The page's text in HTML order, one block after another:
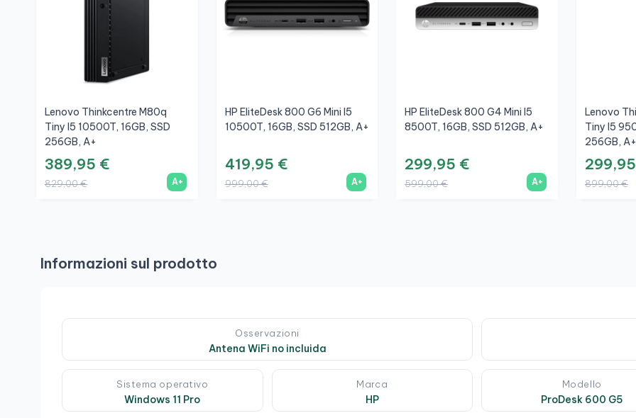
Lenovo Thinkcentre M80q
Tiny I5 10500T, 16GB, SSD
256GB, A+
389,95 €
829,00 € A+
HP EliteDesk 800 G6 Mini I5
10500T, 16GB, SSD 512GB, A+
419,95 €
999,00 € A+
HP EliteDesk 800 G4 Mini I5
8500T, 16GB, SSD 512GB, A+
299,95 €
599,00 € A+
Lenovo
Tiny I5
256GB, A+
899,00 €
Informazioni sul prodotto
Osservazioni
Antena WiFi no incluida
Sistema operativo
Windows 11 Pro
Marca
HP
Modello
ProDesk 600 G5